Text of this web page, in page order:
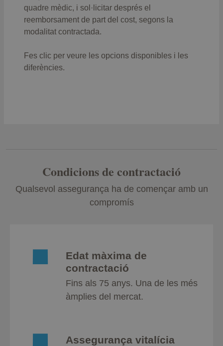
quadre mèdic, i sol·licitar després el
reemborsament de part del cost, segons la
modalitat contractada.
Fes clic per veure les opcions disponibles i les
diferències.
Veure límits de reemborsament
Condicions de contractació
Qualsevol assegurança ha de començar amb un
compromís
Edat màxima de
contractació
Fins als 75 anys. Una de les més
àmplies del mercat.
Assegurança vitalícia